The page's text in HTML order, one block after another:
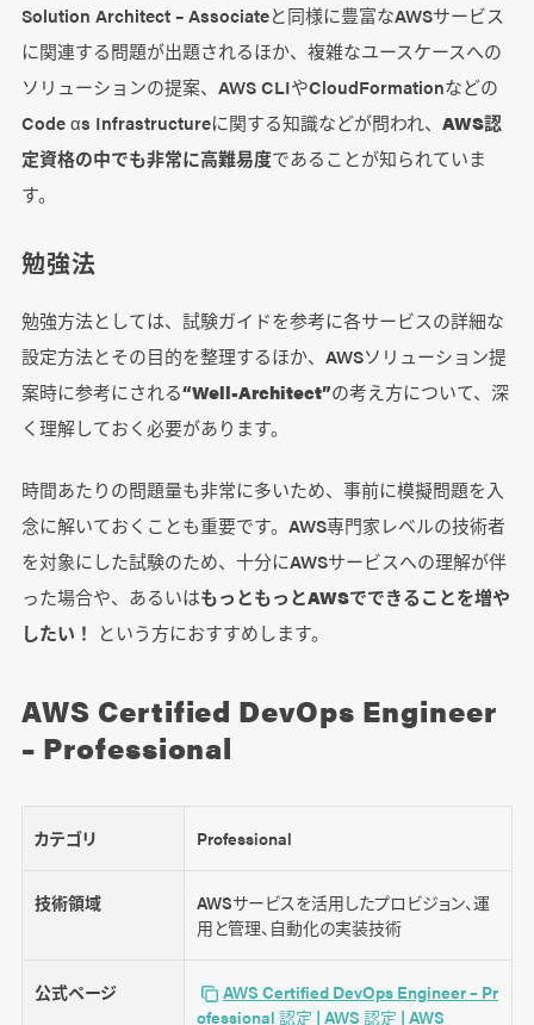
Solution Architect – Associateと同様に豊富なAWSサービス
に関連する問題が出題されるほか、複雑なユースケースへの
ソリューションの提案、AWS CLIやCloudFormationなどの
Code αs Infrastructureに関する知識などが問われ、 AWS認
定資格の中でも非常に高難易度であることが知られていま
す。
勉強法
勉強方法としては、試験ガイドを参考に各サービスの詳細な
設定方法とその目的を整理するほか、AWSソリューション提
案時に参考にされる“Well-Architect”の考え方について、深
く理解しておく必要があります。
時間あたりの問題量も非常に多いため、事前に模擬問題を入
念に解いておくことも重要です。AWS専門家レベルの技術者
を対象にした試験のため、十分にAWSサービスへの理解が伴
った場合や、あるいはもっともっとAWSでできることを増や
したい！
という方におすすめします。
AWS Certified DevOps Engineer
– Professional
カテゴリ Professional
技術領域
AWSサービスを活用したプロビジョン、運
用と管理、自動化の実装技術
公式ページ
AWS Certified DevOps Engineer – Pr
ofessional 認定 | AWS 認定 | AWS